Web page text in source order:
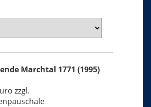
Marchtal 1771 (1995)
zzgl.